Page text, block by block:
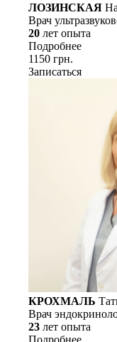
ЛОЗИНСКАЯ
Врач
20 лет опыта
Подробнее
1150 грн.
Записаться
КРОХМАЛЬ
Врач
23 лет опыта
Подробнее